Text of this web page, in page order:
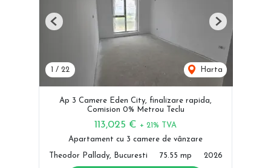
1 / 22 Harta
Previous Next
Ap 3 Camere Eden City, finalizare rapida,
Comision 0% Metrou Teclu
113,025 € + 21% TVA
Apartament cu 3 camere de vânzare
Theodor Pallady, Bucuresti 75.55 mp 2026